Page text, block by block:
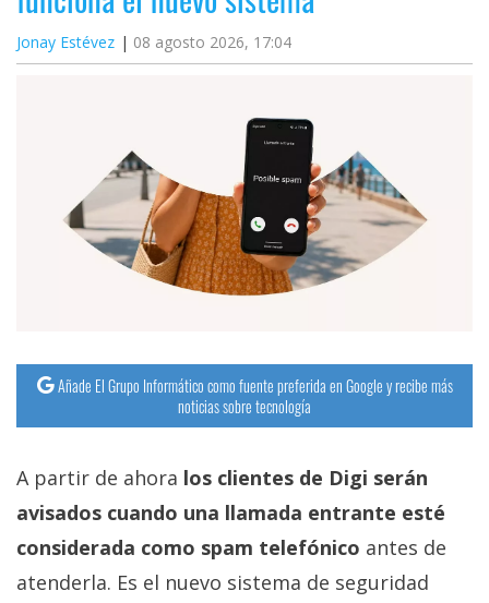
Jonay Estévez 08 agosto 2026, 17:04
Añade El Grupo Informático como fuente preferida en Google y recibe más
noticias sobre tecnología
A partir de ahora los clientes de Digi serán
avisados cuando una llamada entrante esté
considerada como spam telefónico antes de
atenderla. Es el nuevo sistema de seguridad